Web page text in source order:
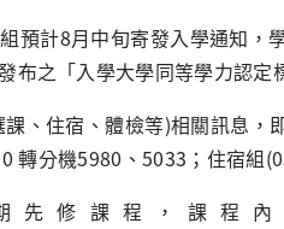
預計8月中旬寄發入學通知，
布之「入學大學同等學力認
、住宿、體檢等)相關訊息，
轉分機5980 、5033 ；住宿組
先修課程，課程